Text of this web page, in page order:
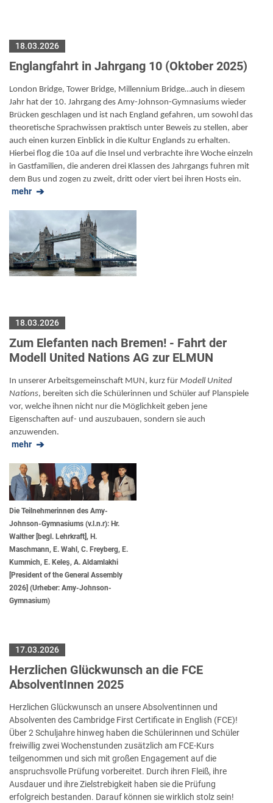
18.03.2026
Englangfahrt in Jahrgang 10 (Oktober 2025)
London Bridge, Tower Bridge, Millennium Bridge…auch in diesem
Jahr hat der 10. Jahrgang des Amy-Johnson-Gymnasiums wieder
Brücken geschlagen und ist nach England gefahren, um sowohl das
theoretische Sprachwissen praktisch unter Beweis zu stellen, aber
auch einen kurzen Einblick in die Kultur Englands zu erhalten.
Hierbei flog die 10a auf die Insel und verbrachte ihre Woche einzeln
in Gastfamilien, die anderen drei Klassen des Jahrgangs fuhren mit
dem Bus und zogen zu zweit, dritt oder viert bei ihren Hosts ein.
mehr
18.03.2026
Zum Elefanten nach Bremen! - Fahrt der
Modell United Nations AG zur ELMUN
In unserer Arbeitsgemeinschaft MUN, kurz für Modell United
Nations, bereiten sich die Schülerinnen und Schüler auf Planspiele
vor, welche ihnen nicht nur die Möglichkeit geben jene
Eigenschaften auf- und auszubauen, sondern sie auch
anzuwenden.
mehr
Die Teilnehmerinnen des Amy-
Johnson-Gymnasiums (v.l.n.r): Hr.
Walther [begl. Lehrkraft], H.
Maschmann, E. Wahl, C. Freyberg, E.
Kummich, E. Keleş, A. Aldamlakhi
[President of the General Assembly
2026] (Urheber: Amy-Johnson-
Gymnasium)
17.03.2026
Herzlichen Glückwunsch an die FCE
AbsolventInnen 2025
Herzlichen Glückwunsch an unsere Absolventinnen und
Absolventen des Cambridge First Certificate in English (FCE)!
Über 2 Schuljahre hinweg haben die Schülerinnen und Schüler
freiwillig zwei Wochenstunden zusätzlich am FCE-Kurs
teilgenommen und sich mit großen Engagement auf die
anspruchsvolle Prüfung vorbereitet. Durch ihren Fleiß, ihre
Ausdauer und ihre Zielstrebigkeit haben sie die Prüfung
erfolgreich bestanden. Darauf können sie wirklich stolz sein!